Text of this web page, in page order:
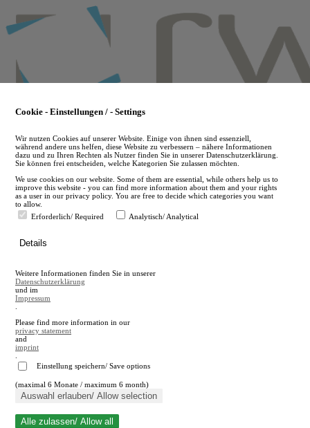
to
main
en
A
A
Suche schließen
Cookie - Einstellungen / - Settings
Wir nutzen Cookies auf unserer Website. Einige von ihnen sind essenziell,
während andere uns helfen, diese Website zu verbessern – nähere Informationen
dazu und zu Ihren Rechten als Nutzer finden Sie in unserer Datenschutzerklärung.
Sie können frei entscheiden, welche Kategorien Sie zulassen möchten.
We use cookies on our website. Some of them are essential, while others help us to
improve this website - you can find more information about them and your rights
as a user in our privacy policy. You are free to decide which categories you want
to allow.
Erforderlich/ Required
Analytisch/ Analytical
Details
Weitere Informationen finden Sie in unserer
Datenschutzerklärung
und im
Impressum
Please find more information in our
privacy statement
and
imprint
Einstellung speichern/ Save options
(maximal 6 Monate / maximum 6 month)
Auswahl erlauben/ Allow selection
Alle zulassen/ Allow all